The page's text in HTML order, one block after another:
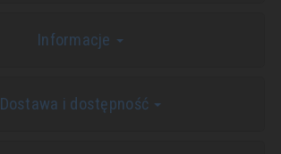
Informacje
Dostawa i dostępność